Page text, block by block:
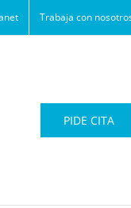
Trabaja con
PIDE CITA